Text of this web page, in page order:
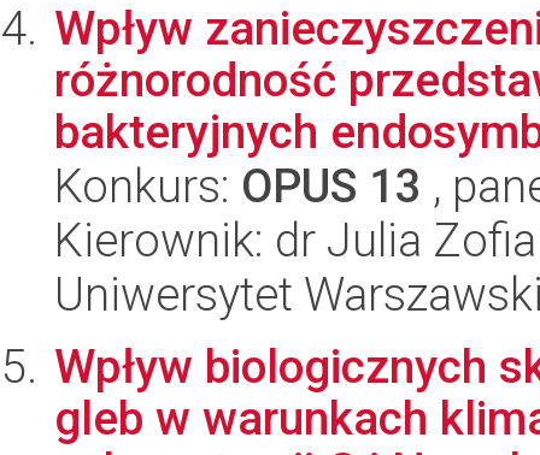
Wpływ
różnorodność
bakteryjnych
Konkurs: OPUS 13 ,
Kierownik: dr Julia
Uniwersytet
Wpływ biologicznych
gleb w warunkach